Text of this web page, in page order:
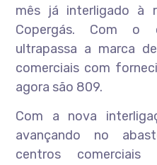
mês já interligado à
Copergás. Com o
ultrapassa a marca
comerciais com
agora são 809.
Com a nova
avançando no
centros